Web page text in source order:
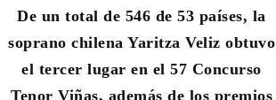
De un total de 546 de 53 países, la
soprano chilena Yaritza Veliz obtuvo
el tercer lugar en el 57 Concurso
Tenor Viñas, además de los premios